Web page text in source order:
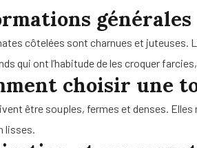
générales
côtelées sont charnues et juteuses.
qui ont l’habitude de les croquer
choisir une
être souples, fermes et denses.
lisses.